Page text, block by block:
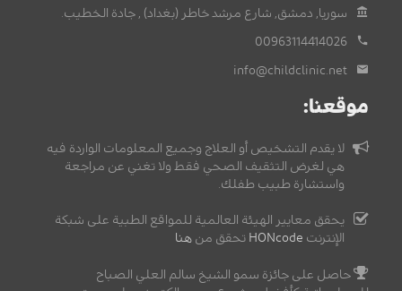
سوريا, دمشق, شارع مرشد خاطر (بغداد) , جادة الخطيب.
00963114414026
info@childclinic.net
موقعنا:
لا يقدم التشخيص أو العلاج وجميع المعلومات الواردة فيه
هي لغرض التثقيف الصحي فقط ولا تغني عن مراجعة
واستشارة طبيب طفلك.
يحقق معايير الهيئة العالمية للمواقع الطبية على شبكة
الإنترنت HONcode تحقق من هنا
حاصل على جائزة سمو الشيخ سالم العلي الصباح